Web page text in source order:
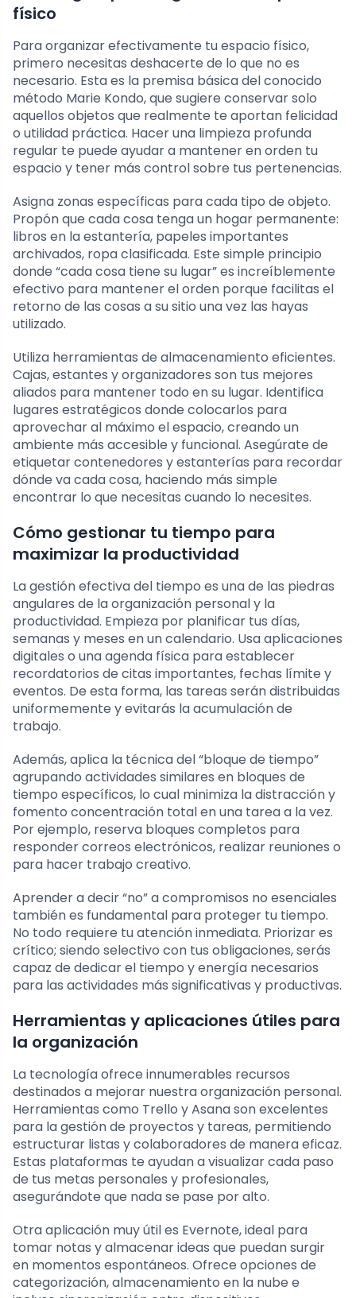
físico
Para organizar efectivamente tu espacio físico,
primero necesitas deshacerte de lo que no es
necesario. Esta es la premisa básica del conocido
método Marie Kondo, que sugiere conservar solo
aquellos objetos que realmente te aportan felicidad
o utilidad práctica. Hacer una limpieza profunda
regular te puede ayudar a mantener en orden tu
espacio y tener más control sobre tus pertenencias.
Asigna zonas específicas para cada tipo de objeto.
Propón que cada cosa tenga un hogar permanente:
libros en la estantería, papeles importantes
archivados, ropa clasificada. Este simple principio
donde “cada cosa tiene su lugar” es increíblemente
efectivo para mantener el orden porque facilitas el
retorno de las cosas a su sitio una vez las hayas
utilizado.
Utiliza herramientas de almacenamiento eficientes.
Cajas, estantes y organizadores son tus mejores
aliados para mantener todo en su lugar. Identifica
lugares estratégicos donde colocarlos para
aprovechar al máximo el espacio, creando un
ambiente más accesible y funcional. Asegúrate de
etiquetar contenedores y estanterías para recordar
dónde va cada cosa, haciendo más simple
encontrar lo que necesitas cuando lo necesites.
Cómo gestionar tu tiempo para
maximizar la productividad
La gestión efectiva del tiempo es una de las piedras
angulares de la organización personal y la
productividad. Empieza por planificar tus días,
semanas y meses en un calendario. Usa aplicaciones
digitales o una agenda física para establecer
recordatorios de citas importantes, fechas límite y
eventos. De esta forma, las tareas serán distribuidas
uniformemente y evitarás la acumulación de
trabajo.
Además, aplica la técnica del “bloque de tiempo”
agrupando actividades similares en bloques de
tiempo específicos, lo cual minimiza la distracción y
fomento concentración total en una tarea a la vez.
Por ejemplo, reserva bloques completos para
responder correos electrónicos, realizar reuniones o
para hacer trabajo creativo.
Aprender a decir “no” a compromisos no esenciales
también es fundamental para proteger tu tiempo.
No todo requiere tu atención inmediata. Priorizar es
crítico; siendo selectivo con tus obligaciones, serás
capaz de dedicar el tiempo y energía necesarios
para las actividades más significativas y productivas.
Herramientas y aplicaciones útiles para
la organización
La tecnología ofrece innumerables recursos
destinados a mejorar nuestra organización personal.
Herramientas como Trello y Asana son excelentes
para la gestión de proyectos y tareas, permitiendo
estructurar listas y colaboradores de manera eficaz.
Estas plataformas te ayudan a visualizar cada paso
de tus metas personales y profesionales,
asegurándote que nada se pase por alto.
Otra aplicación muy útil es Evernote, ideal para
tomar notas y almacenar ideas que puedan surgir
en momentos espontáneos. Ofrece opciones de
categorización, almacenamiento en la nube e